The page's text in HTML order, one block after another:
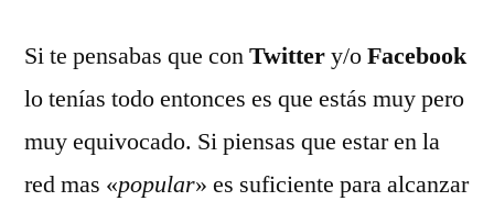
Si te pensabas que conTwittery/oFacebook
lo tenías todo entonces es que estás muy pero
muy equivocado. Si piensas que estar en la
red mas «popular» es suficiente para alcanzar